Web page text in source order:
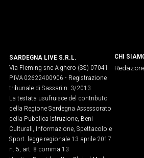
SARDEGNA LIVE S.R.L.
Via Fleming snc Alghero (SS) 07041
P.IVA 02622400906 - Registrazione
tribunale di Sassari n. 3/2013
La testata usufruisce del contributo
della Regione Sardegna Assessorato
della Pubblica Istruzione, Beni
Culturali, Informazione, Spettacolo e
Sport. legge regionale 13 aprile 2017
n. 5, art. 8 comma 13
CHI